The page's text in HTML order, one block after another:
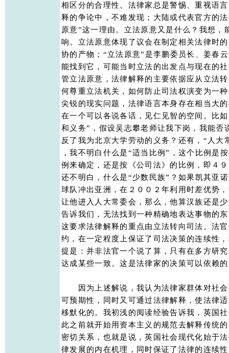
相区分的合理性。法律家总是警惕、重视语
释的争论中，不难发现；大陆或代表官方的
原意”这一理由。立法原意又是什么？我想
响。立法原意体现了议会在制定相关法律时
协的产物；“立法原意”是李鹏委员长、姜春
能找到它，可能当时立法的出发点与现在的
管立法原意，法律解释的主要依据应从立法
何尊重立法机关，如何防止司法权演变为一
尖锐的现实问题，法律语言本身存在相当大
在一个可以各说各话，见仁见智的空间。比
和义务”，假设吴志攀老师让我下岗，我能否
反了我为北京大学劳动的义务？还有，“人
，我不明白什么是“适当比例”，这个比例是
例来确定，还是按《公司法》的比例，即４
还不明白，什么是“少数民族”？如果凯其亚
球队冲出亚洲，在２００２年利用时差优势
让他进入人大常委会，那么，他算汉族还是
告诉我们，无法找到一种精确地表达事物的
这要求法律解释的重点由立法转向司法。法
约，在一定程度上保证了司法决策的连续性
提是：并非法官一个说了算，只有在多方研
达成某些一致。这是法律家的决策可以依赖
因为上述解说，我认为法律家群体对社会
可预期性，同时又可通过法律解释，使法律
移默化的。我初浅的阅读经验告诉我，英国
此之前就开始用资本主义的规范去解释传统
密切关系，也就是说，英国社会现代化始于
律发展的内在机理，同时保证了法律的连续